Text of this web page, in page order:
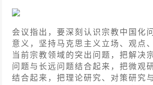
会议指出，要深刻认识宗教中国化
意义，坚持马克思主义立场、观点
当前宗教领域的突出问题，把解决
问题与长远问题结合起来，把微观
结合起来，把理论研究、对策研究